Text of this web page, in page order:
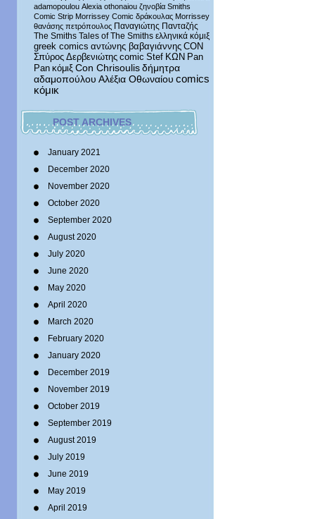
adamopoulou Alexia othonaiou ζηνοβία Smiths
Comic Strip Morrissey Comic δράκουλας Morrissey
θανάσης πετρόπουλος Παναγιώτης Πανταζής
The Smiths Tales of The Smiths ελληνικά κόμιξ
greek comics αντώνης βαβαγιάννης CON
Σπύρος Δερβενιώτης comic Stef ΚΩΝ Pan
Pan κόμιξ Con Chrisoulis δήμητρα
αδαμοπούλου Αλέξια Οθωναίου comics
κόμικ
POST ARCHIVES
January 2021
December 2020
November 2020
October 2020
September 2020
August 2020
July 2020
June 2020
May 2020
April 2020
March 2020
February 2020
January 2020
December 2019
November 2019
October 2019
September 2019
August 2019
July 2019
June 2019
May 2019
April 2019